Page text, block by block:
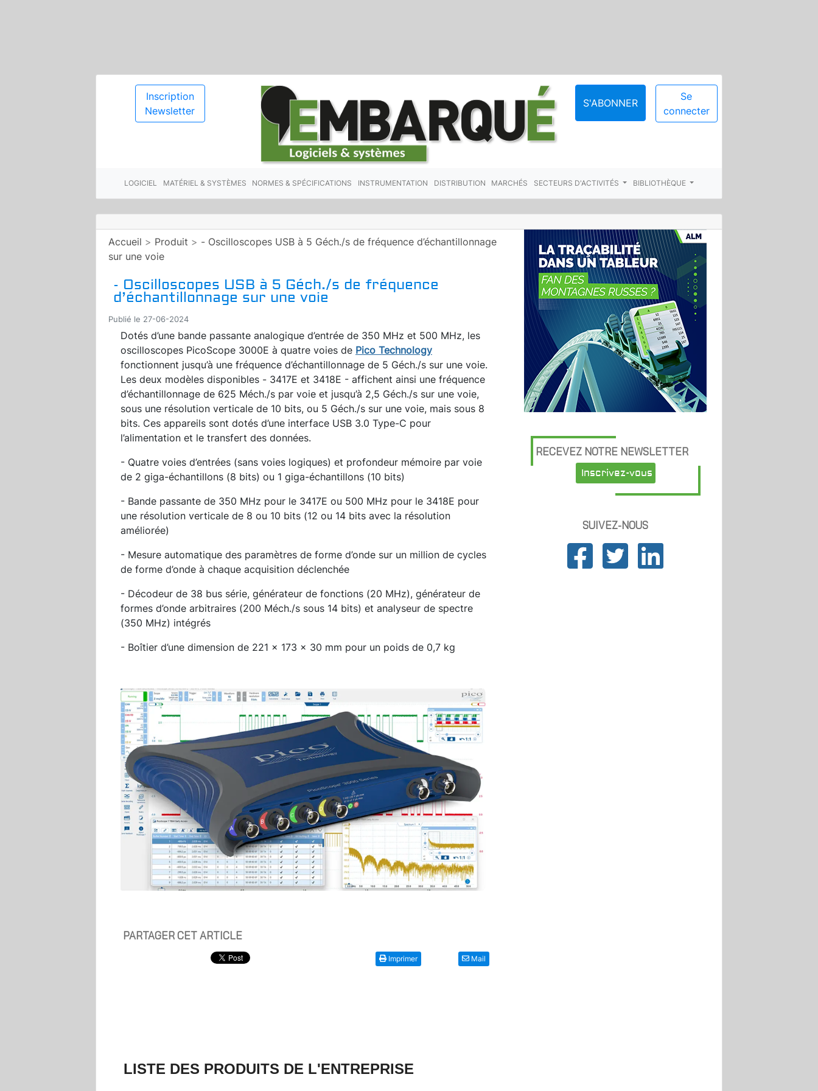
Inscription
Newsletter
S'ABONNER
Se
connecter
LOGICIEL MATÉRIEL & SYSTÈMES NORMES & SPÉCIFICATIONS INSTRUMENTATION DISTRIBUTION MARCHÉS SECTEURS D'ACTIVITÉS BIBLIOTHÈQUE
Accueil > Produit > - Oscilloscopes USB à 5 Géch./s de fréquence d’échantillonnage
sur une voie
- Oscilloscopes USB à 5 Géch./s de fréquence
d’échantillonnage sur une voie
Publié le 27-06-2024
Dotés d’une bande passante analogique d’entrée de 350 MHz et 500 MHz, les
oscilloscopes PicoScope 3000E à quatre voies de Pico Technology
fonctionnent jusqu’à une fréquence d’échantillonnage de 5 Géch./s sur une voie.
Les deux modèles disponibles - 3417E et 3418E - affichent ainsi une fréquence
d’échantillonnage de 625 Méch./s par voie et jusqu’à 2,5 Géch./s sur une voie,
sous une résolution verticale de 10 bits, ou 5 Géch./s sur une voie, mais sous 8
bits. Ces appareils sont dotés d’une interface USB 3.0 Type-C pour
l’alimentation et le transfert des données.
- Quatre voies d’entrées (sans voies logiques) et profondeur mémoire par voie
de 2 giga-échantillons (8 bits) ou 1 giga-échantillons (10 bits)
- Bande passante de 350 MHz pour le 3417E ou 500 MHz pour le 3418E pour
une résolution verticale de 8 ou 10 bits (12 ou 14 bits avec la résolution
améliorée)
- Mesure automatique des paramètres de forme d’onde sur un million de cycles
de forme d’onde à chaque acquisition déclenchée
- Décodeur de 38 bus série, générateur de fonctions (20 MHz), générateur de
formes d’onde arbitraires (200 Méch./s sous 14 bits) et analyseur de spectre
(350 MHz) intégrés
- Boîtier d’une dimension de 221 x 173 x 30 mm pour un poids de 0,7 kg
PARTAGER CET ARTICLE
Imprimer Mail
LISTE DES PRODUITS DE L'ENTREPRISE
RECEVEZ NOTRE NEWSLETTER
Inscrivez-vous
SUIVEZ-NOUS